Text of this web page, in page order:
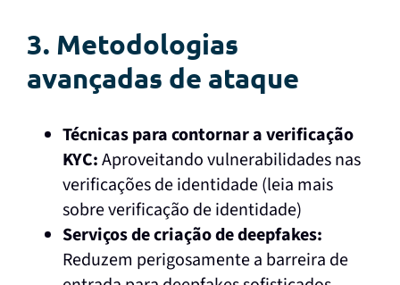
3. Metodologias
avançadas de ataque
Técnicas para contornar a verificação
KYC:Aproveitando vulnerabilidades nas
verificações de identidade (leia mais
sobre verificação de identidade)
Serviços de criação de deepfakes:
Reduzem perigosamente a barreira de